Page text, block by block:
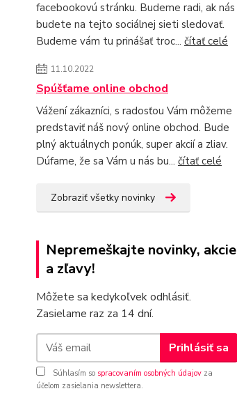
facebookovú stránku. Budeme radi, ak nás
budete na tejto sociálnej sieti sledovať.
Budeme vám tu prinášať troc... čítať celé
11.10.2022
Spúšťame online obchod
Vážení zákazníci, s radosťou Vám môžeme
predstaviť náš nový online obchod. Bude
plný aktuálnych ponúk, super akcií a zliav.
Dúfame, že sa Vám u nás bu... čítať celé
Zobraziť všetky novinky
Nepremeškajte novinky, akcie
a zľavy!
Môžete sa kedykoľvek odhlásiť.
Zasielame raz za 14 dní.
Prihlásiť sa
Súhlasím so spracovaním osobných údajov za
účelom zasielania newslettera.